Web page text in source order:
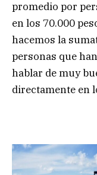
promedio por
en los 70.000
hacemos la
personas que
hablar de muy
directamente en